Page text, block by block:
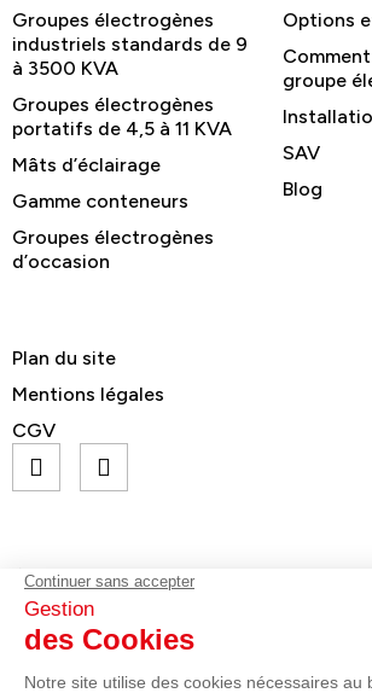
Groupes électrogènes
industriels standards de 9
à 3500 KVA
Groupes électrogènes
portatifs de 4,5 à 11 KVA
Mâts d’éclairage
Gamme conteneurs
Groupes électrogènes
d’occasion
Options
groupe
SAV
Blog
Plan du site
Mentions légales
CGV
© GELEC Energy - Tous droits réservés
contact@gelecenergy.com
02 96 70 75 75